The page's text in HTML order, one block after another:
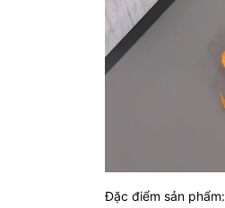
Đặc điểm sản phẩm: